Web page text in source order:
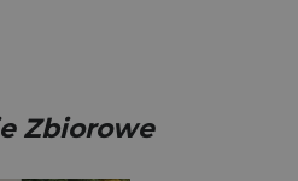
Zbiorowe